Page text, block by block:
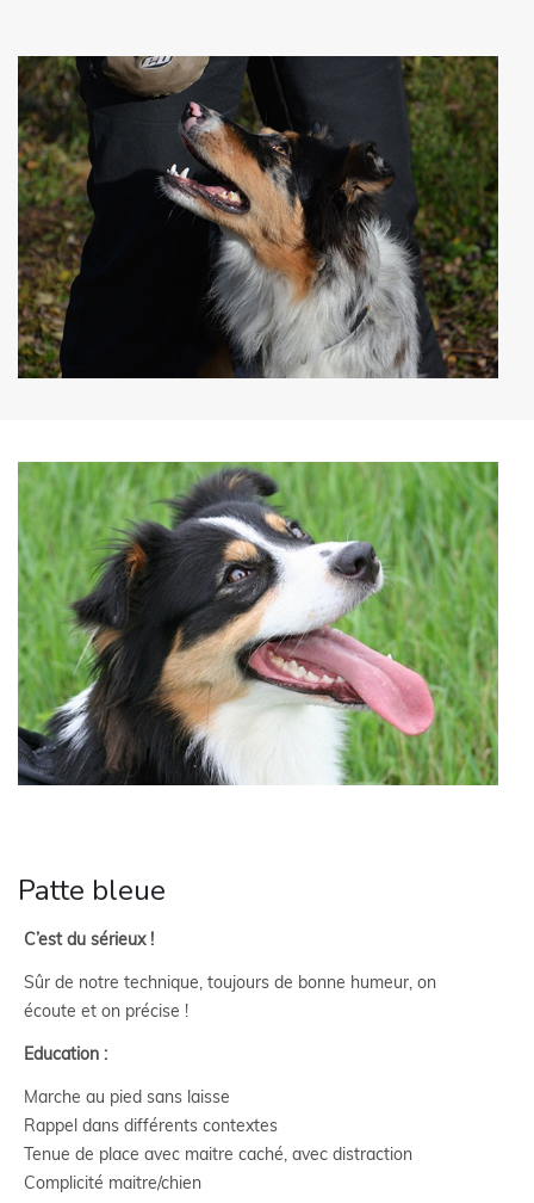
Patte bleue
C’est du sérieux !
Sûr de notre technique, toujours de bonne humeur, on
écoute et on précise !
Education :
Marche au pied sans laisse
Rappel dans différents contextes
Tenue de place avec maitre caché, avec distraction
Complicité maitre/chien